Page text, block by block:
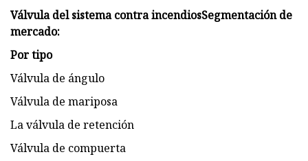
Válvula del sistema contra incendiosSegmentación de
mercado:
Por tipo
Válvula de ángulo
Válvula de mariposa
La válvula de retención
Válvula de compuerta